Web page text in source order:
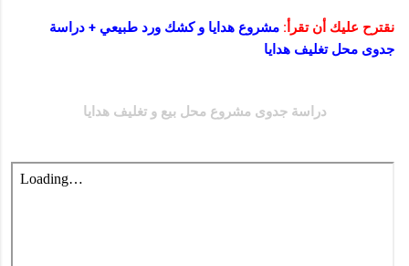
نقترح عليك أن تقرأ: مشروع هدايا و كشك ورد طبيعي + دراسة
جدوى محل تغليف هدايا
دراسة جدوى مشروع محل بيع و تغليف هدايا